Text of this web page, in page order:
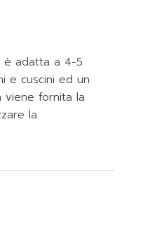
è adatta a 4-5
e cuscini ed un
viene fornita la
la